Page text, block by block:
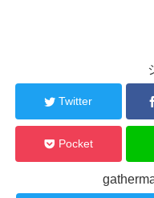
Twitter
Pocket